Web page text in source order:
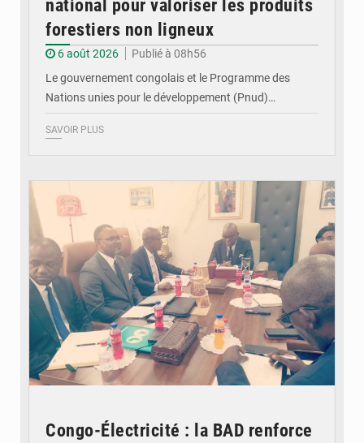
national pour valoriser les produits
forestiers non ligneux
6 août 2026
Publié à 08h56
Le gouvernement congolais et le Programme des
Nations unies pour le développement (Pnud)…
SAVOIR PLUS
Congo-Électricité : la BAD renforce